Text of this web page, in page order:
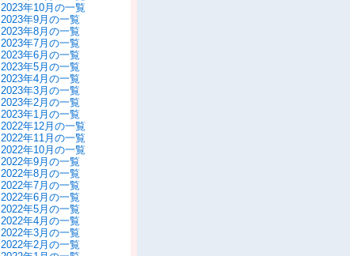
2023年10月の一覧
2023年9月の一覧
2023年8月の一覧
2023年7月の一覧
2023年6月の一覧
2023年5月の一覧
2023年4月の一覧
2023年3月の一覧
2023年2月の一覧
2023年1月の一覧
2022年12月の一覧
2022年11月の一覧
2022年10月の一覧
2022年9月の一覧
2022年8月の一覧
2022年7月の一覧
2022年6月の一覧
2022年5月の一覧
2022年4月の一覧
2022年3月の一覧
2022年2月の一覧